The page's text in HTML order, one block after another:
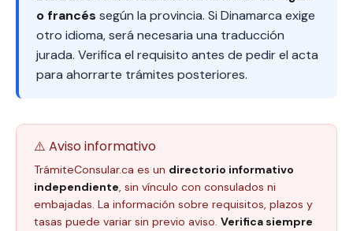
o francés según la provincia. Si Dinamarca exige
otro idioma, será necesaria una traducción
jurada. Verifica el requisito antes de pedir el acta
para ahorrarte trámites posteriores.
⚠️ Aviso informativo
TrámiteConsular.ca es un directorio informativo
independiente, sin vínculo con consulados ni
embajadas. La información sobre requisitos, plazos y
tasas puede variar sin previo aviso. Verifica siempre